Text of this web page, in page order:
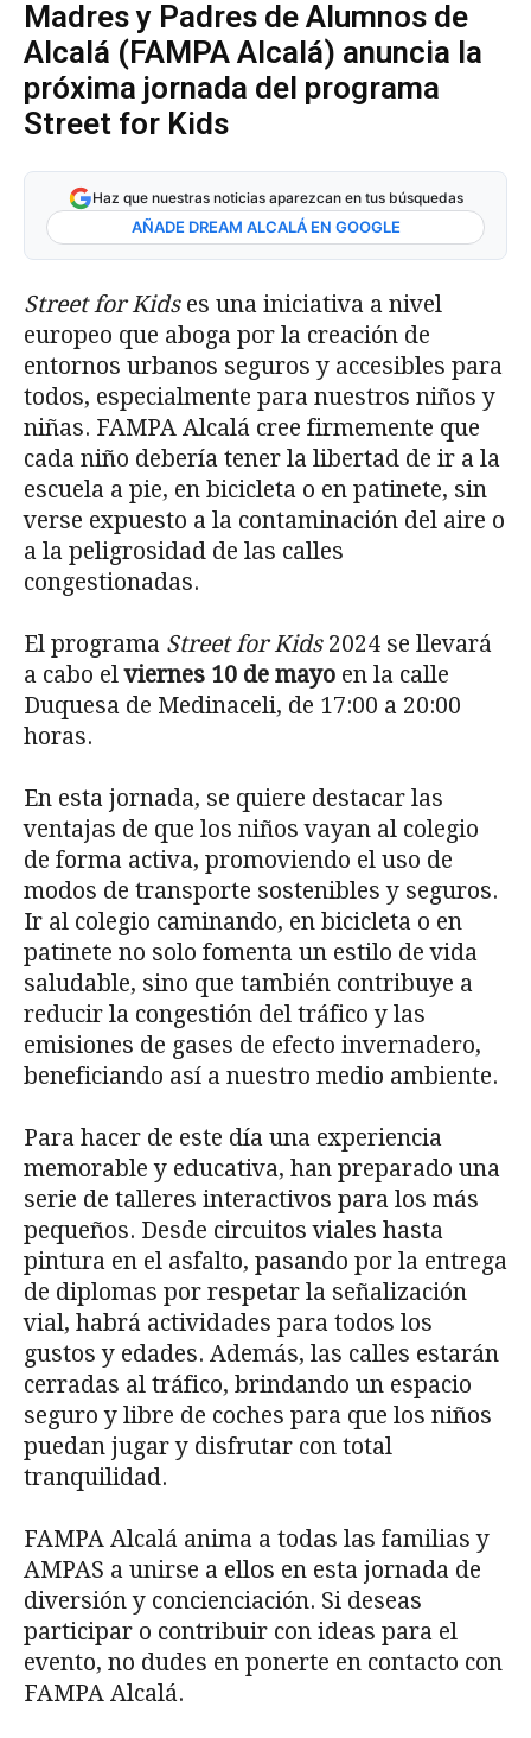
Madres y Padres de Alumnos de
Alcalá (FAMPA Alcalá) anuncia la
próxima jornada del programa
Street for Kids
Haz que nuestras noticias aparezcan en tus búsquedas
AÑADE DREAM ALCALÁ EN GOOGLE
Street for Kidses una iniciativa a nivel
europeo que aboga por la creación de
entornos urbanos seguros y accesibles para
todos, especialmente para nuestros niños y
niñas. FAMPA Alcalá cree firmemente que
cada niño debería tener la libertad de ir a la
escuela a pie, en bicicleta o en patinete, sin
verse expuesto a la contaminación del aire o
a la peligrosidad de las calles
congestionadas.
El programa Street for Kids2024 se llevará
a cabo elviernes 10 de mayo en la calle
Duquesa de Medinaceli, de 17:00 a 20:00
horas.
En esta jornada, se quiere destacar las
ventajas de que los niños vayan al colegio
de forma activa, promoviendo el uso de
modos de transporte sostenibles y seguros.
Ir al colegio caminando, en bicicleta o en
patinete no solo fomenta un estilo de vida
saludable, sino que también contribuye a
reducir la congestión del tráfico y las
emisiones de gases de efecto invernadero,
beneficiando así a nuestro medio ambiente.
Para hacer de este día una experiencia
memorable y educativa, han preparado una
serie de talleres interactivos para los más
pequeños. Desde circuitos viales hasta
pintura en el asfalto, pasando por la entrega
de diplomas por respetar la señalización
vial, habrá actividades para todos los
gustos y edades. Además, las calles estarán
cerradas al tráfico, brindando un espacio
seguro y libre de coches para que los niños
puedan jugar y disfrutar con total
tranquilidad.
FAMPA Alcalá anima a todas las familias y
AMPAS a unirse a ellos en esta jornada de
diversión y concienciación. Si deseas
participar o contribuir con ideas para el
evento, no dudes en ponerte en contacto con
FAMPA Alcalá.